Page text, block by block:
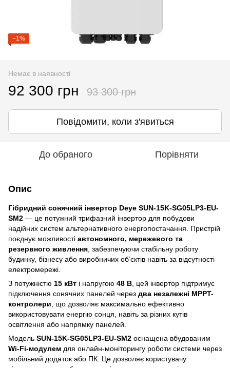
−1%
Немає в наявності
92 300 грн 93 300 грн
Повідомити, коли з'явиться
До обраного Порівняти
Опис
Гібридний сонячний інвертор Deye SUN-15K-SG05LP3-EU-
SM2 — це потужний трифазний інвертор для побудови
надійних систем альтернативного енергопостачання. Пристрій
поєднує можливості автономного, мережевого та
резервного живлення , забезпечуючи стабільну роботу
будинку, бізнесу або виробничих об’єктів навіть за відсутності
електромережі.
З потужністю 15 кВт і напругою 48 В , цей інвертор підтримує
підключення сонячних панелей через два незалежні MPPT-
контролери , що дозволяє максимально ефективно
використовувати енергію сонця, навіть за різних кутів
освітлення або напрямку панелей.
Модель SUN-15K-SG05LP3-EU-SM2 оснащена вбудованим
Wi-Fi-модулем для онлайн-моніторингу роботи системи через
мобільний додаток або ПК. Це дозволяє користувачу